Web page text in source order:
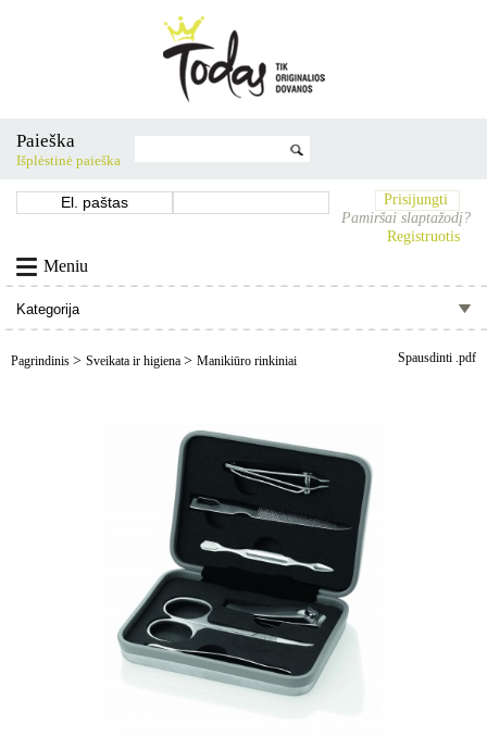
Paieška
Išplėstinė paieška
Prisijungti
Pamiršai slaptažodį?
Registruotis
Meniu
Pagrindinis > Sveikata ir higiena > Manikiūro rinkiniai Spausdinti .pdf